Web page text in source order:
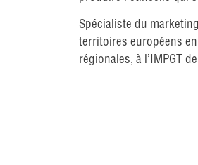
Spécialiste du
territoires européens
régionales, à l’IMPGT